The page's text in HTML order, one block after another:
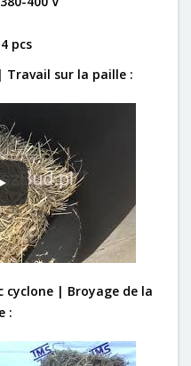
pcs
Travail sur la paille :
cyclone | Broyage de la
: